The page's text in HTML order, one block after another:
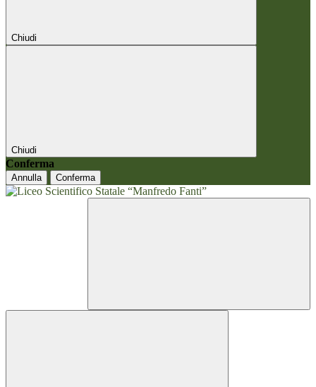
Chiudi
Chiudi
Conferma
Annulla Conferma